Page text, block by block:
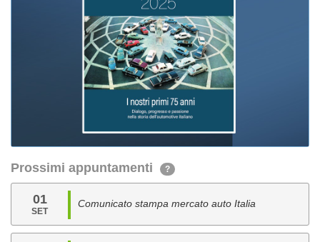
Prossimi appuntamenti ?
01
SET
Comunicato stampa mercato auto Italia